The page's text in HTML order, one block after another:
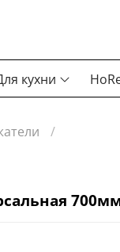
кухни
700мм